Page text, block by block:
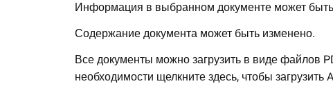
Информация в выбранном документе может быть
Содержание документа может быть изменено.
Все документы можно загрузить в виде файлов
необходимости щелкните здесь, чтобы